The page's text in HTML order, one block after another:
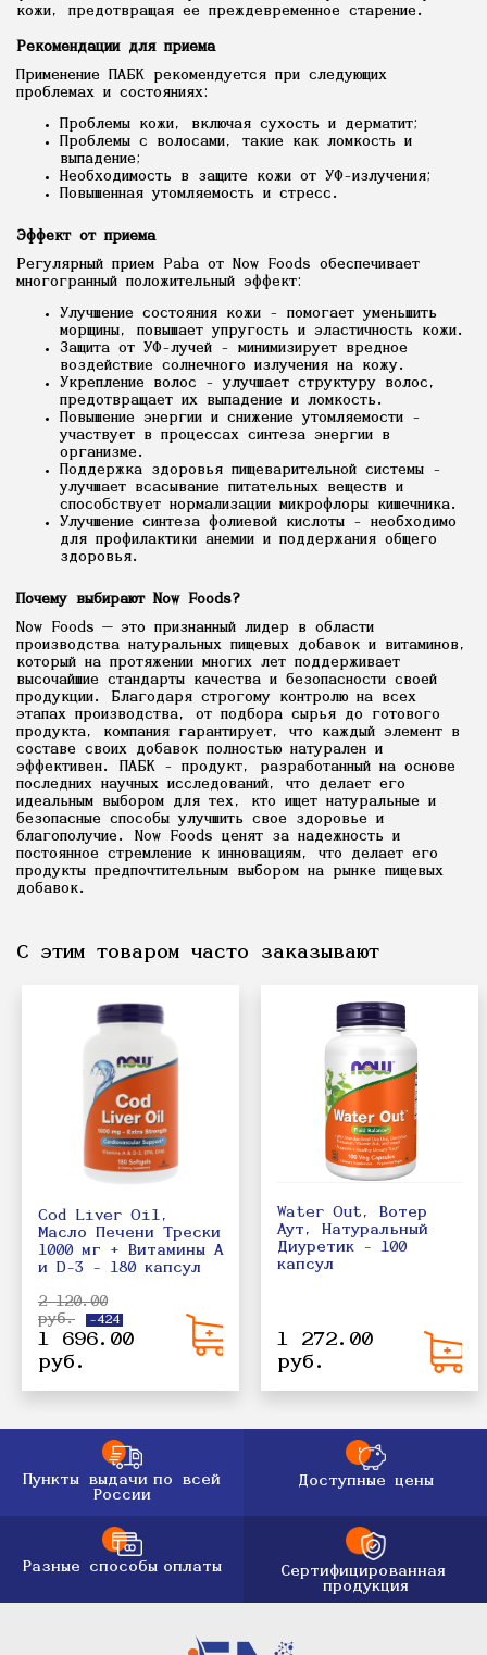
кожи, предотвращая ее преждевременное старение.
Рекомендации для приема
Применение ПАБК рекомендуется при следующих
проблемах и состояниях:
Проблемы кожи, включая сухость и дерматит;
Проблемы с волосами, такие как ломкость и
выпадение;
Необходимость в защите кожи от УФ-излучения;
Повышенная утомляемость и стресс.
Эффект от приема
Регулярный прием Paba от Now Foods обеспечивает
многогранный положительный эффект:
Улучшение состояния кожи - помогает уменьшить
морщины, повышает упругость и эластичность кожи.
Защита от УФ-лучей - минимизирует вредное
воздействие солнечного излучения на кожу.
Укрепление волос - улучшает структуру волос,
предотвращает их выпадение и ломкость.
Повышение энергии и снижение утомляемости -
участвует в процессах синтеза энергии в
организме.
Поддержка здоровья пищеварительной системы -
улучшает всасывание питательных веществ и
способствует нормализации микрофлоры кишечника.
Улучшение синтеза фолиевой кислоты - необходимо
для профилактики анемии и поддержания общего
здоровья.
Почему выбирают Now Foods?
Now Foods — это признанный лидер в области
производства натуральных пищевых добавок и витаминов,
который на протяжении многих лет поддерживает
высочайшие стандарты качества и безопасности своей
продукции. Благодаря строгому контролю на всех
этапах производства, от подбора сырья до готового
продукта, компания гарантирует, что каждый элемент в
составе своих добавок полностью натурален и
эффективен. ПАБК - продукт, разработанный на основе
последних научных исследований, что делает его
идеальным выбором для тех, кто ищет натуральные и
безопасные способы улучшить свое здоровье и
благополучие. Now Foods ценят за надежность и
постоянное стремление к инновациям, что делает его
продукты предпочтительным выбором на рынке пищевых
добавок.
С этим товаром часто заказывают
Cod Liver Oil,
Масло Печени Трески
1000 мг + Витамины A
и D-3 - 180 капсул
2 120.00
руб.
-424
1 696.00
руб.
Water Out, Вотер
Аут, Натуральный
Диуретик - 100
капсул
1 272.00
руб.
Пункты выдачи по всей
России
Доступные цены
Разные способы оплаты
Сертифицированная
продукция